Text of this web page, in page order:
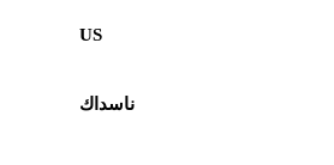
US
ناسداك